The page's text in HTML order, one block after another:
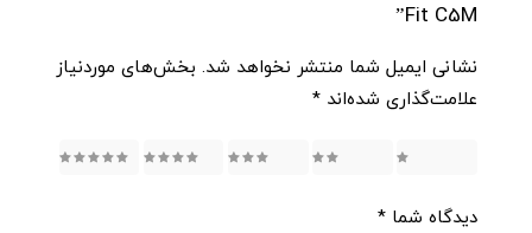
Fit C5M”
نشانی ایمیل شما منتشر نخواهد شد. بخش‌های موردنیاز
علامت‌گذاری شده‌اند *
5
دیدگاه شما *